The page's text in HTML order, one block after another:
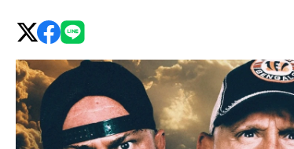
グ・
ノ
ア
公